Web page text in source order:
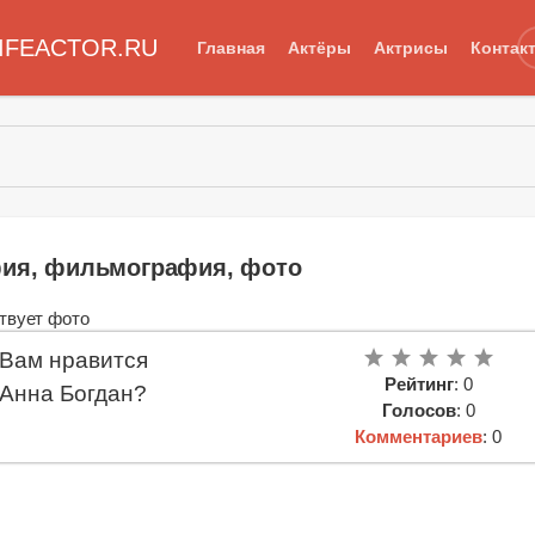
Главная Актёры Актрисы
фильмография, фото
Вам нравится
Анна Богдан?
Рейтинг: 0
Голосов: 0
Комментариев: 0